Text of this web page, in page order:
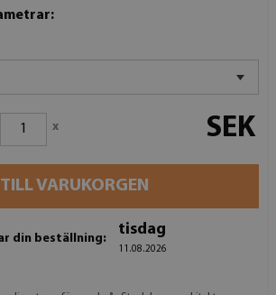
x SEK
TILL VARUKORGEN
din beställning:
tisdag
11.08.2026